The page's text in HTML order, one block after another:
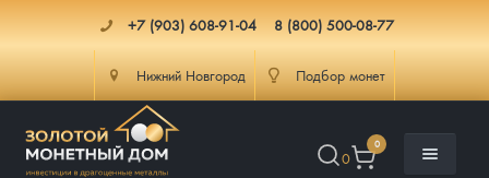
+7 (903) 608-91-04 8 (800) 500-08-77
Нижний Новгород Подбор монет
0
0